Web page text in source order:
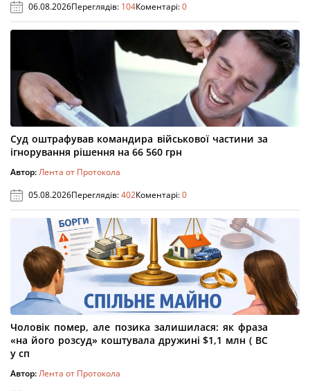
06.08.2026Переглядів: 104Коментарі:0
Суд оштрафував командира військової частини за
ігнорування рішення на 66 560 грн
Автор:Лента от Протокола
05.08.2026Переглядів:402Коментарі:0
Чоловік помер, але позика залишилася: як фраза
«на його розсуд» коштувала дружині $1,1 млн ( ВС
у сп
Автор:Лента от Протокола